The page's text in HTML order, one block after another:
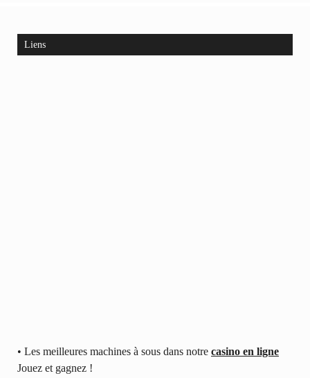
Liens
• Les meilleures machines à sous dans notre casino en ligne
Jouez et gagnez !